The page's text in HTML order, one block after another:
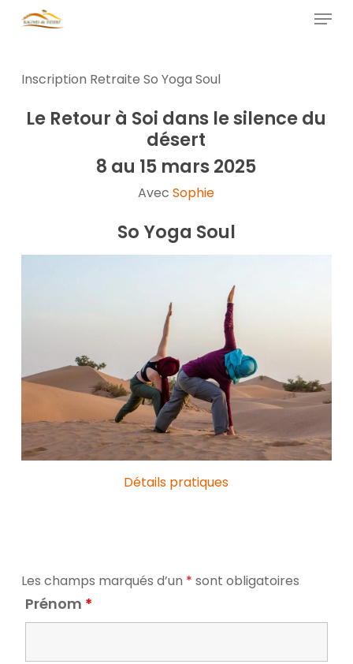
Menu
Inscription Retraite So Yoga Soul
Le Retour à Soi dans le silence du
désert
8 au 15 mars 2025
AvecSophie
So Yoga Soul
Détails pratiques
Les champs marqués d’un * sont obligatoires
Prénom *